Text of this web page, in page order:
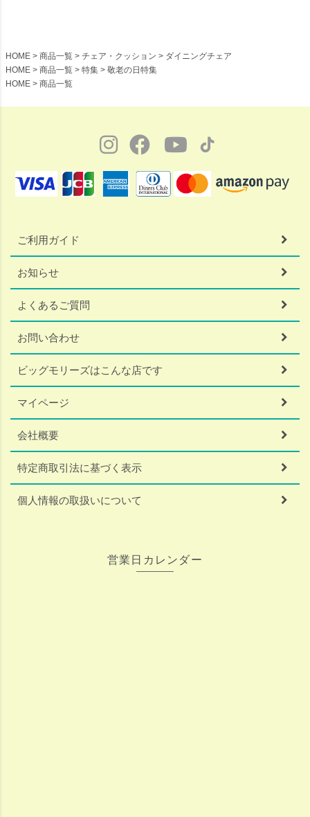
HOME 商品一覧 チェア・クッション
ダイニングチェア
HOME
商品一覧 特集
敬老の日特集
HOME
商品一覧
ご利用ガイド
お知らせ
よくあるご質問
お問い合わせ
ビッグモリーズはこんな店です
マイページ
会社概要
特定商取引法に基づく表示
個人情報の取扱いについて
営業日カレンダー